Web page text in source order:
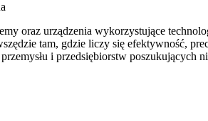
oraz urządzenia wykorzystujące
tam, gdzie liczy się efektywność,
i przedsiębiorstw poszukujących